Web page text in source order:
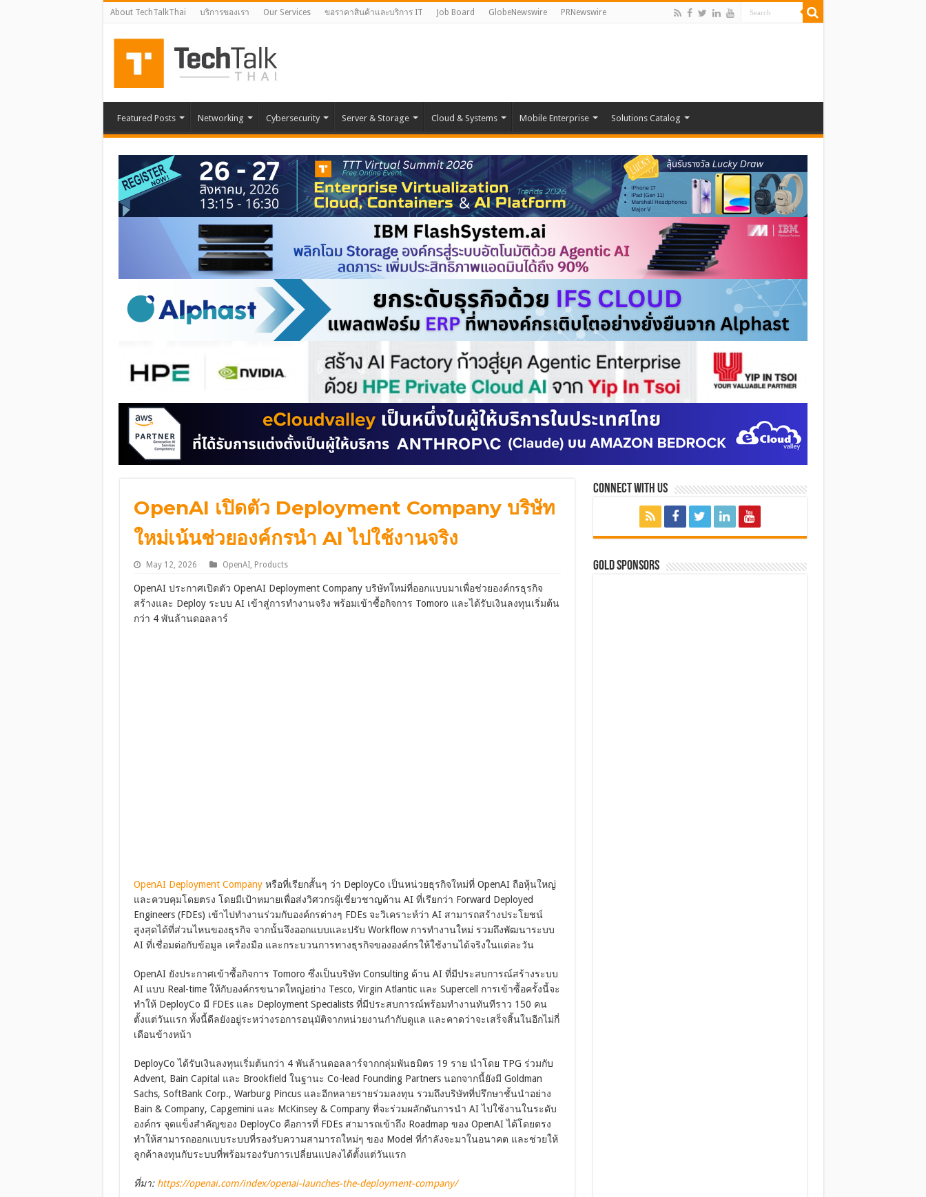
About TechTalkThai บริการของเรา Our Services ขอราคาสินค้าและบริการ IT Job Board GlobeNewswire PRNewswire
Featured Posts Networking Cybersecurity Server & Storage Cloud & Systems Mobile Enterprise Solutions Catalog
OpenAI เปิดตัว Deployment Company บริษัท
ใหม่เน้นช่วยองค์กรนำ AI ไปใช้งานจริง
May 12, 2026 OpenAI, Products
OpenAI ประกาศเปิดตัว OpenAI Deployment Company บริษัทใหม่ที่ออกแบบมาเพื่อช่วยองค์กรธุรกิจ
สร้างและ Deploy ระบบ AI เข้าสู่การทำงานจริง พร้อมเข้าซื้อกิจการ Tomoro และได้รับเงินลงทุนเริ่มต้น
กว่า 4 พันล้านดอลลาร์
OpenAI Deployment Companyหรือที่เรียกสั้นๆ ว่า DeployCo เป็นหน่วยธุรกิจใหม่ที่ OpenAI ถือหุ้นใหญ่
และควบคุมโดยตรง โดยมีเป้าหมายเพื่อส่งวิศวกรผู้เชี่ยวชาญด้าน AI ที่เรียกว่า Forward Deployed
Engineers (FDEs) เข้าไปทำงานร่วมกับองค์กรต่างๆ FDEs จะวิเคราะห์ว่า AI สามารถสร้างประโยชน์
สูงสุดได้ที่ส่วนไหนของธุรกิจ จากนั้นจึงออกแบบและปรับ Workflow การทำงานใหม่ รวมถึงพัฒนาระบบ
AI ที่เชื่อมต่อกับข้อมูล เครื่องมือ และกระบวนการทางธุรกิจขององค์กรให้ใช้งานได้จริงในแต่ละวัน
OpenAI ยังประกาศเข้าซื้อกิจการ Tomoro ซึ่งเป็นบริษัท Consulting ด้าน AI ที่มีประสบการณ์สร้างระบบ
AI แบบ Real-time ให้กับองค์กรขนาดใหญ่อย่าง Tesco, Virgin Atlantic และ Supercell การเข้าซื้อครั้งนี้จะ
ทำให้ DeployCo มี FDEs และ Deployment Specialists ที่มีประสบการณ์พร้อมทำงานทันทีราว 150 คน
ตั้งแต่วันแรก ทั้งนี้ดีลยังอยู่ระหว่างรอการอนุมัติจากหน่วยงานกำกับดูแล และคาดว่าจะเสร็จสิ้นในอีกไม่กี่
เดือนข้างหน้า
DeployCo ได้รับเงินลงทุนเริ่มต้นกว่า 4 พันล้านดอลลาร์จากกลุ่มพันธมิตร 19 ราย นำโดย TPG ร่วมกับ
Advent, Bain Capital และ Brookfield ในฐานะ Co-lead Founding Partners นอกจากนี้ยังมี Goldman
Sachs, SoftBank Corp., Warburg Pincus และอีกหลายรายร่วมลงทุน รวมถึงบริษัทที่ปรึกษาชั้นนำอย่าง
Bain & Company, Capgemini และ McKinsey & Company ที่จะร่วมผลักดันการนำ AI ไปใช้งานในระดับ
องค์กร จุดแข็งสำคัญของ DeployCo คือการที่ FDEs สามารถเข้าถึง Roadmap ของ OpenAI ได้โดยตรง
ทำให้สามารถออกแบบระบบที่รองรับความสามารถใหม่ๆ ของ Model ที่กำลังจะมาในอนาคต และช่วยให้
ลูกค้าลงทุนกับระบบที่พร้อมรองรับการเปลี่ยนแปลงได้ตั้งแต่วันแรก
ที่มา: https://openai.com/index/openai-launches-the-deployment-company/
Connect with Us
GOLD SPONSORS